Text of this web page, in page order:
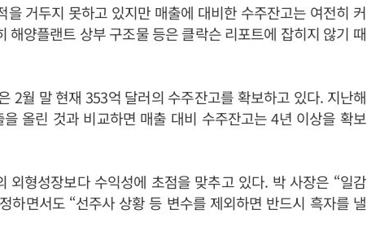
을 거두지 못하고 있지만 매출에 대비한 수주잔고는 여전히 커
해양플랜트 상부 구조물 등은 클락슨 리포트에 잡히지 않기 때
2월 말 현재 353억 달러의 수주잔고를 확보하고 있다. 지난해
올린 것과 비교하면 매출 대비 수주잔고는 4년 이상을 확보
외형성장보다 수익성에 초점을 맞추고 있다. 박 사장은 “일감
하면서도 “선주사 상황 등 변수를 제외하면 반드시 흑자를 낼